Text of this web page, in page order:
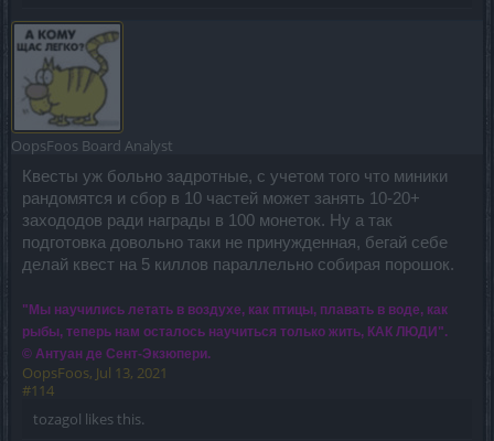
OopsFoos Board Analyst
Квесты уж больно задротные, с учетом того что миники
рандомятся и сбор в 10 частей может занять 10-20+
захододов ради награды в 100 монеток. Ну а так
подготовка довольно таки не принужденная, бегай себе
делай квест на 5 киллов параллельно собирая порошок.
"Мы научились летать в воздухе, как птицы, плавать в воде, как
рыбы, теперь нам осталось научиться только жить, КАК ЛЮДИ".
© Антуан де Сент-Экзюпери.
OopsFoos, Jul 13, 2021
#114
tozagol likes this.